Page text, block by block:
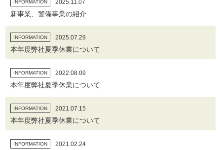
INFORMATION 2025.11.07
新事業、警備事業の紹介
INFORMATION 2025.07.29
本年度弊社夏季休業について
INFORMATION 2022.08.09
本年度弊社夏季休業について
INFORMATION 2021.07.15
本年度弊社夏季休業について
INFORMATION 2021.02.24